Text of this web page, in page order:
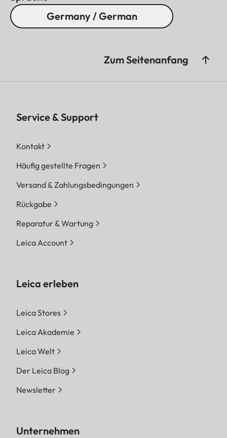
Germany / German
Zum Seitenanfang
Service & Support
Kontakt
Häufig gestellte Fragen
Versand & Zahlungsbedingungen
Rückgabe
Reparatur & Wartung
Leica Account
Leica erleben
Leica Stores
Leica Akademie
Leica Welt
Der Leica Blog
Newsletter
Unternehmen